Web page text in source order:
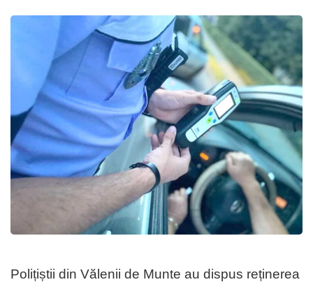
Polițiștii din Vălenii de Munte au dispus reținerea